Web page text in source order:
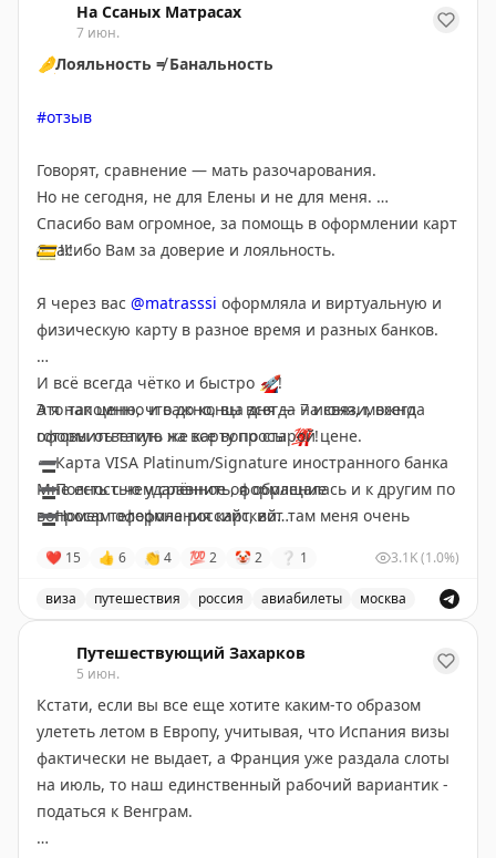
На Ссаных Матрасах
7 июн.
🤌Лояльность ≠ Банальность
#отзыв
Говорят, сравнение — мать разочарования.
Но не сегодня, не для Елены и не для меня.
Спасибо Вам за доверие и лояльность.
Спасибо вам огромное, за помощь в оформлении карт
💳!!!
Я через вас @matrasssi оформляла и виртуальную и
физическую карту в разное время и разных банков.
И всё всегда чётко и быстро 🚀!
Это так ценно и важно, вы всегда на связи, всегда
готовы ответить на все вопросы💯!
Мне есть с чем сравнить, я обращалась и к другим по
вопросам оформления карт, вот там меня очень
И на собственном опыте понимаешь, какие вы
надёжные🔥 ! Благодарю вас !!!
А я напомню, что до конца дня — 7 июня, можно
оформить такую же карту по старой цене.
➖Карта VISA Platinum/Signature иностранного банка
➖Полностью удалённое оформление
➖Номер телефона российский
➖Доставка от 7 дней
➖Доступ в бизнес-залы
➖Для оплаты/снятия наличных за границей, также
для использования на иностранных сайтах.
Подробности📲 @matrasssi
#Карты
Stay tuned!
❤ 15 👍 6 👏 4 💯 2 🤡2 ❔ 1 3.1K(1.0%)
виза путешествия россия авиабилеты москва
Путешествующий Захарков
5 июн.
Кстати, если вы все еще хотите каким-то образом
улететь летом в Европу, учитывая, что Испания визы
фактически не выдает, а Франция уже раздала слоты
на июль, то наш единственный рабочий вариантик -
податься к Венграм.